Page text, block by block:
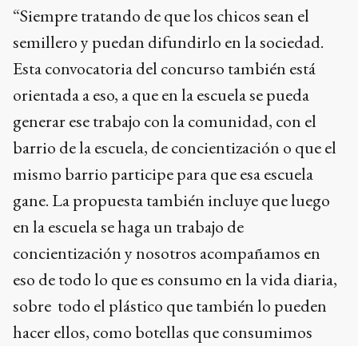
“Siempre tratando de que los chicos sean el
semillero y puedan difundirlo en la sociedad.
Esta convocatoria del concurso también está
orientada a eso, a que en la escuela se pueda
generar ese trabajo con la comunidad, con el
barrio de la escuela, de concientización o que el
mismo barrio participe para que esa escuela
gane. La propuesta también incluye que luego
en la escuela se haga un trabajo de
concientización y nosotros acompañamos en
eso de todo lo que es consumo en la vida diaria,
sobre todo el plástico que también lo pueden
hacer ellos, como botellas que consumimos